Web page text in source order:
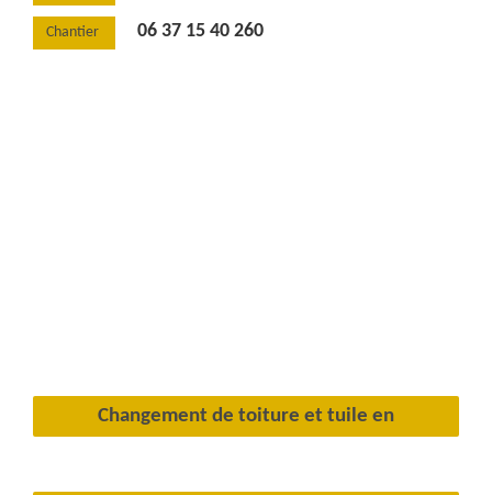
Chantier 06 37 15 40 260
Changement de toiture et tuile en